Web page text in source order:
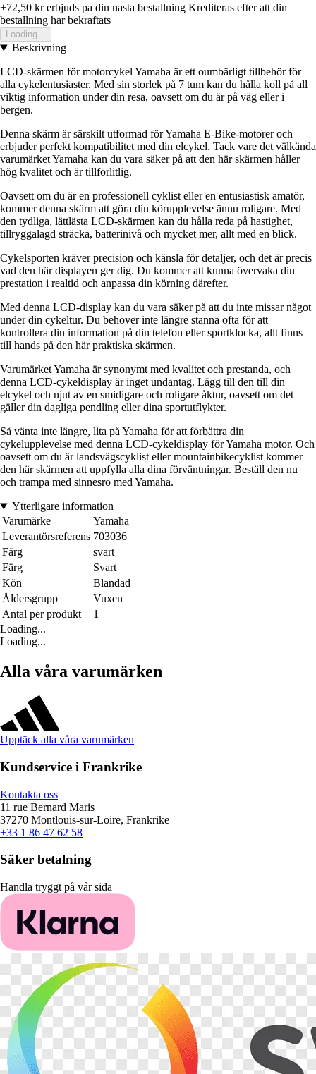
+72,50 krerbjuds pa din nasta bestallning Krediteras efter att din
bestallning har bekraftats
Loading...
Beskrivning
LCD-skärmen för motorcykel Yamaha är ett oumbärligt tillbehör för
alla cykelentusiaster. Med sin storlek på 7 tum kan du hålla koll på all
viktig information under din resa, oavsett om du är på väg eller i
bergen.
Denna skärm är särskilt utformad för Yamaha E-Bike-motorer och
erbjuder perfekt kompatibilitet med din elcykel. Tack vare det välkända
varumärket Yamaha kan du vara säker på att den här skärmen håller
hög kvalitet och är tillförlitlig.
Oavsett om du är en professionell cyklist eller en entusiastisk amatör,
kommer denna skärm att göra din körupplevelse ännu roligare. Med
den tydliga, lättlästa LCD-skärmen kan du hålla reda på hastighet,
tillryggalagd sträcka, batterinivå och mycket mer, allt med en blick.
Cykelsporten kräver precision och känsla för detaljer, och det är precis
vad den här displayen ger dig. Du kommer att kunna övervaka din
prestation i realtid och anpassa din körning därefter.
Med denna LCD-display kan du vara säker på att du inte missar något
under din cykeltur. Du behöver inte längre stanna ofta för att
kontrollera din information på din telefon eller sportklocka, allt finns
till hands på den här praktiska skärmen.
Varumärket Yamaha är synonymt med kvalitet och prestanda, och
denna LCD-cykeldisplay är inget undantag. Lägg till den till din
elcykel och njut av en smidigare och roligare åktur, oavsett om det
gäller din dagliga pendling eller dina sportutflykter.
Så vänta inte längre, lita på Yamaha för att förbättra din
cykelupplevelse med denna LCD-cykeldisplay för Yamaha motor. Och
oavsett om du är landsvägscyklist eller mountainbikecyklist kommer
den här skärmen att uppfylla alla dina förväntningar. Beställ den nu
och trampa med sinnesro med Yamaha.
Ytterligare information
Varumärke
Yamaha
Leverantörsreferens 703036
Färg
svart
Färg
Svart
Kön
Blandad
Åldersgrupp
Vuxen
Antal per produkt
1
Loading...
Loading...
Alla våra varumärken
Upptäck alla våra varumärken
Kundservice i Frankrike
Kontakta oss
11 rue Bernard Maris
37270 Montlouis-sur-Loire, Frankrike
+33 1 86 47 62 58
Säker betalning
Handla tryggt på vår sida